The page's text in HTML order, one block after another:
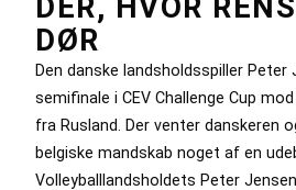
DER, HVOR
DØR
Den danske landsholdsspiller
semifinale i CEV Challenge Cup
fra Rusland. Der venter danskeren
belgiske mandskab noget af en
Volleyballlandsholdets Peter